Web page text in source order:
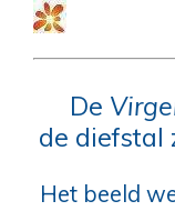
De
de diefstal
Het beeld